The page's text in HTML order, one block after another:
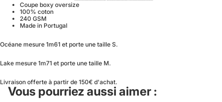
Coupe boxy oversize
100% coton
240 GSM
Made in Portugal
Océane mesure 1m61 et porte une taille S.
Lake mesure 1m71 et porte une taille M.
Livraison offerte à partir de 150€ d'achat.
Vous pourriez aussi aimer :